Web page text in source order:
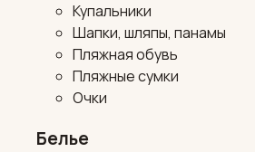
Купальники
Шапки, шляпы, панамы
Пляжная обувь
Пляжные сумки
Очки
Белье